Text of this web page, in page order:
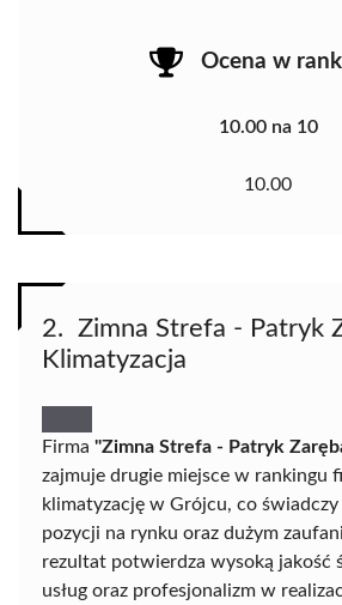
Ocena w
10.00 na 10
10.00
2. ️ Zimna Strefa - Patryk
Klimatyzacja
Firma "Zimna Strefa - Patryk
zajmuje drugie miejsce w rankingu
klimatyzację w Grójcu, co
pozycji na rynku oraz dużym
rezultat potwierdza wysoką jakość
usług oraz profesjonalizm w